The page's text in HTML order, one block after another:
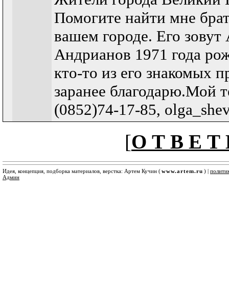
Помогите найти мне
вашем городе. Его
Андрианов 1971 года
кто-то из его знакомых
заранее благодарю.Мой
(0852)74-17-85,
[О Т В Е Т
Идея, концепция, подборка материалов, верстка: Артем Кучин (www.artem.ru ) |
Админ